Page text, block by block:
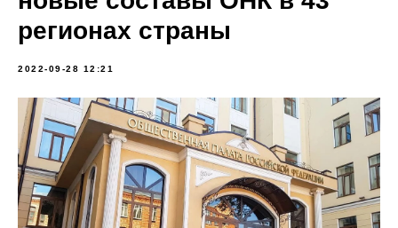
регионах страны
2022-09-28 12:21